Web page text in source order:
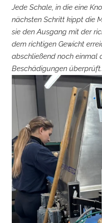
Jede Schale, in die eine
nächsten Schritt kippt die
sie den Ausgang mit der
dem richtigen Gewicht
abschließend noch einmal
Beschädigungen überprüft.